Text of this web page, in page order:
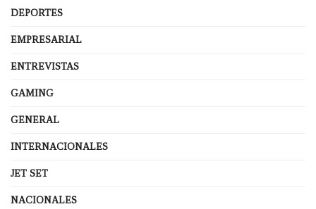
DEPORTES
EMPRESARIAL
ENTREVISTAS
GAMING
GENERAL
INTERNACIONALES
JET SET
NACIONALES